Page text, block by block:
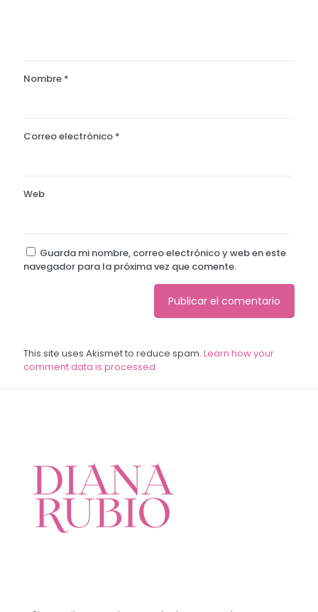
Nombre *
Correo electrónico *
Web
Guarda mi nombre, correo electrónico y web en este
navegador para la próxima vez que comente.
This site uses Akismet to reduce spam. Learn how your
comment data is processed.